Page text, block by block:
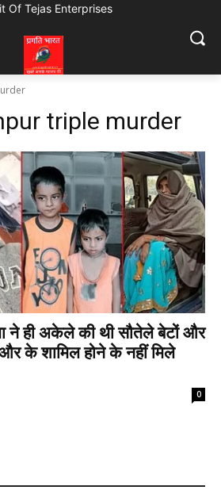
Of Tejas Enterprises
triple murder
ने ही अकेले की थी सौतेले बेटों और
और के शामिल होने के नहीं मिले
0